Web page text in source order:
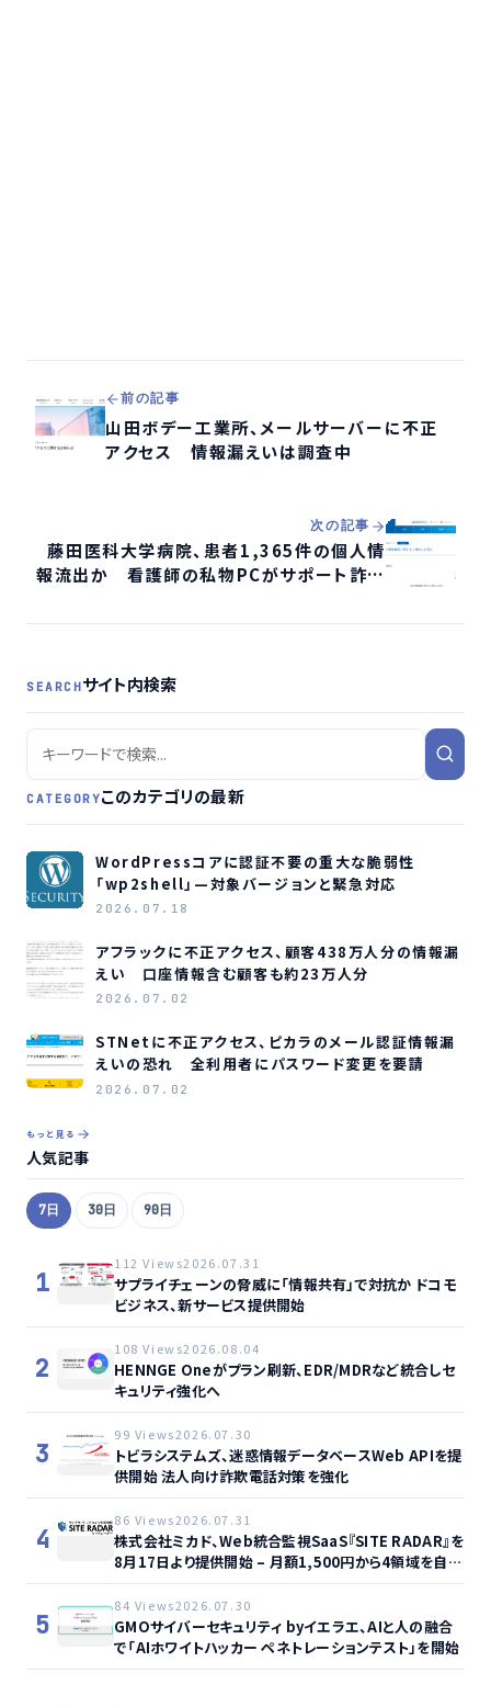
前の記事
山田ボデー工業所、メールサーバーに不正
アクセス 情報漏えいは調査中
次の記事
藤田医科大学病院、患者1,365件の個人情
報流出か 看護師の私物PCがサポート詐欺
SEARCHサイト内検索
CATEGORYこのカテゴリの最新
WordPressコアに認証不要の重大な脆弱性
「wp2shell」—対象バージョンと緊急対応
2026.07.18
アフラックに不正アクセス、顧客438万人分の情報漏
えい 口座情報含む顧客も約23万人分
2026.07.02
STNetに不正アクセス、ピカラのメール認証情報漏
えいの恐れ 全利用者にパスワード変更を要請
2026.07.02
もっと見る
人気記事
7日 30日 90日
1
112 Views2026.07.31
サプライチェーンの脅威に「情報共有」で対抗か ドコモ
ビジネス、新サービス提供開始
2
108 Views2026.08.04
HENNGE Oneがプラン刷新、EDR/MDRなど統合しセ
キュリティ強化へ
3
99 Views2026.07.30
トビラシステムズ、迷惑情報データベースWeb APIを提
供開始 法人向け詐欺電話対策を強化
4
86 Views2026.07.31
株式会社ミカド、Web統合監視SaaS『SITE RADAR』を
8月17日より提供開始 – 月額1,500円から4領域を自動
監視、動的サイト…
5
84 Views2026.07.30
GMOサイバーセキュリティ byイエラエ、AIと人の融合
で「AIホワイトハッカー ペネトレーションテスト」を開始